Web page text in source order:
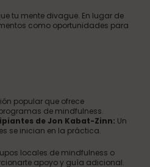
tu mente divague. En lugar de
como oportunidades para
popular que ofrece
de mindfulness.
de Jon Kabat-Zinn: Un
se inician en la práctica.
locales de mindfulness o
apoyo y guía adicional.